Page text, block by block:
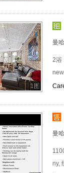
1图
曼
2浴
曼
ny,